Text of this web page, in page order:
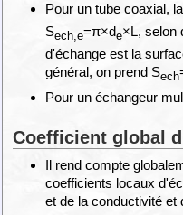
Pour un tube coaxial,
Sech,e=π×de×L, selon
d'échange est la
général, on prend Sech
Pour un échangeur
Coefficient global
Il rend compte
coefficients locaux
et de la conductivité et